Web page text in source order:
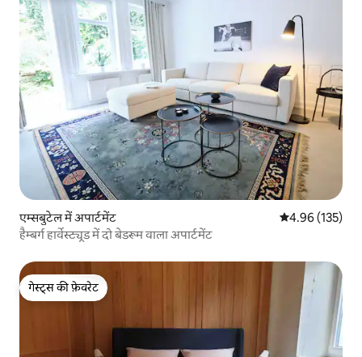
एम्सबुटेल में अपार्टमेंट औसत रेटिंग 5 में से
4.96 (135)
हैम्बर्ग हार्वेस्ट्यूड में दो बेडरूम वाला अपार्टमेंट
गेस्ट्स की फ़ेवरेट
गेस्ट्स की फ़ेवरेट